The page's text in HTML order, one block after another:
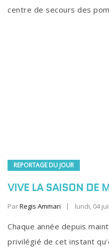
centre de secours des
REPORTAGE DU JOUR
VIVE LA SAISON DE
ParRegis Ammari lundi, 04
Chaque année depuis
privilégié de cet instant